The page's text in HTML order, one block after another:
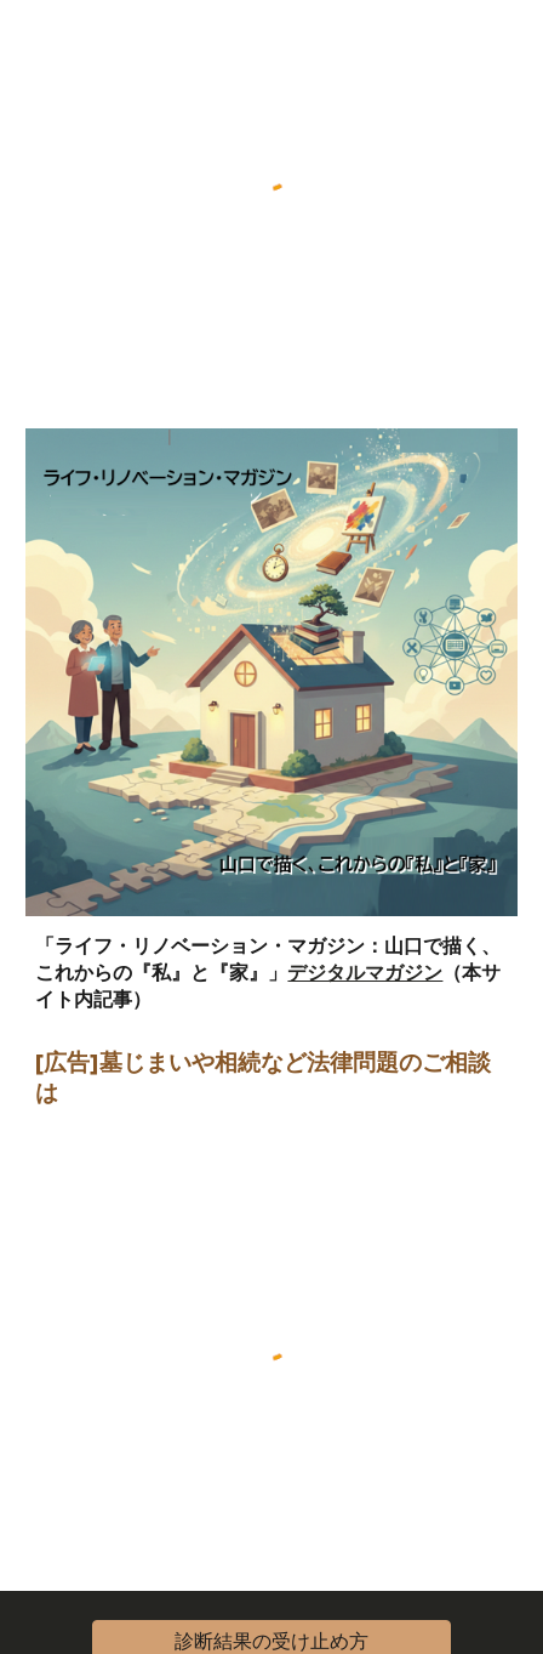
「ライフ・リノベーション・マガジン：山口で描く、
これからの『私』と『家』」 デジタルマガジン （本サ
イト内記事）
[広告]墓じまいや相続など法律問題のご相談
は
診断結果の受け止め方